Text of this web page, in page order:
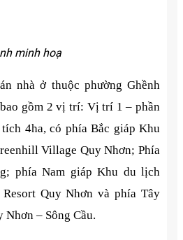
minh hoạ
nhà ở thuộc phường Ghềnh
bao gồm 2 vị trí: Vị trí 1 – phần
4ha, có phía Bắc giáp Khu
Village Quy Nhơn; Phía
phía Nam giáp Khu du lịch
Quy Nhơn và phía Tây
Nhơn – Sông Cầu.